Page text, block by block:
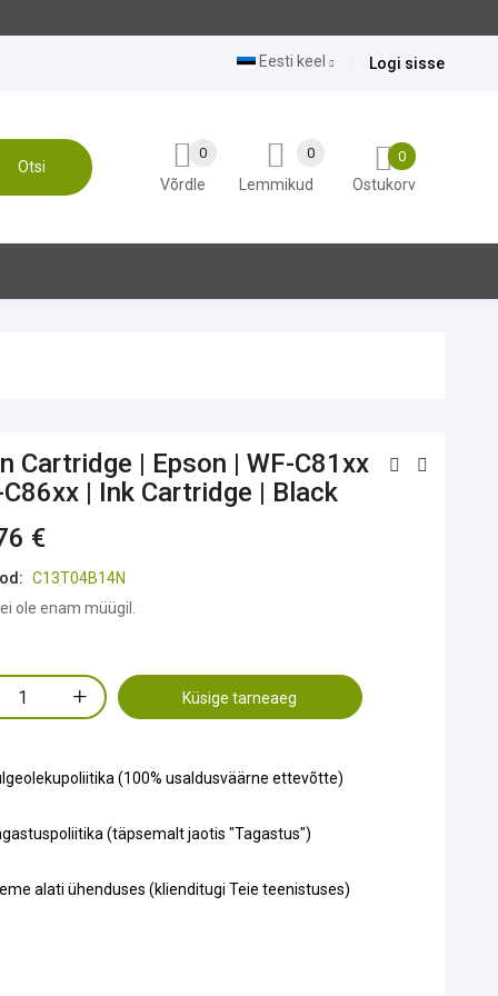
Logi sisse
Eesti keel
Otsi
0
Ostukorv
Lemmikud
0
Võrdle
0
Cartridge | Epson | WF-C81xx
| Ink Cartridge | Black
€
C13T04B14N
ole enam müügil.
Küsige tarneaeg
(100% usaldusväärne ettevõtte)
(täpsemalt jaotis "Tagastus")
alati ühenduses (klienditugi Teie teenistuses)